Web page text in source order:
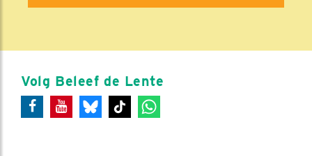
Volg Beleef de Lente